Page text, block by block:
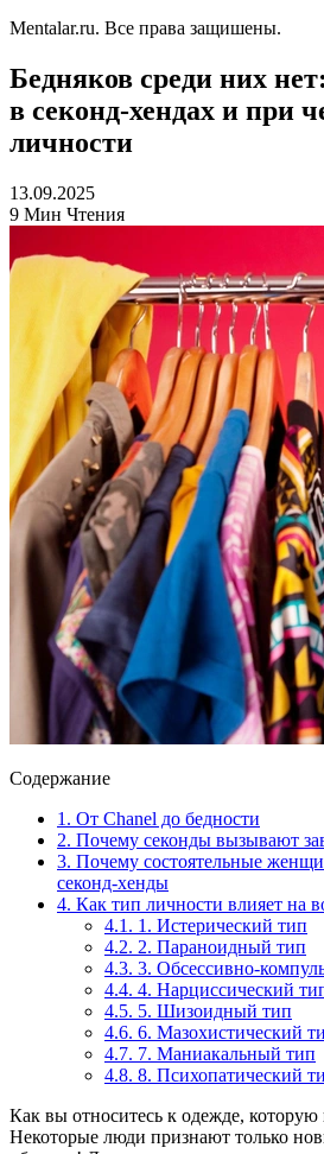
Mentalar.ru. Все права защишены.
Бедняков среди них
в секонд-хендах и при
личности
13.09.2025
9 Мин Чтения
Содержание
1. От Chanel до бедности
2. Почему секонды вызывают
3. Почему состоятельные
секонд-хенды
4. Как тип личности влияет на
4.1. 1. Истерический тип
4.2. 2. Параноидный тип
4.3. 3. Обсессивно-
4.4. 4. Нарциссический
4.5. 5. Шизоидный тип
4.6. 6. Мазохистический
4.7. 7. Маниакальный тип
4.8. 8. Психопатический
Как вы относитесь к одежде, которую
Некоторые люди признают только